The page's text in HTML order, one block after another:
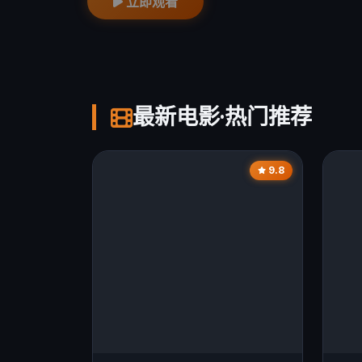
最新电影·热门推荐
9.8